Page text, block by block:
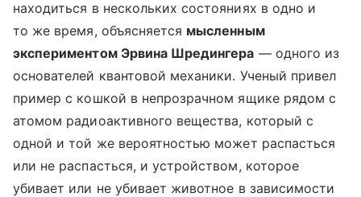
находиться в нескольких состояниях в одно и
то же время, объясняется мысленным
экспериментом Эрвина Шредингера — одного из
основателей квантовой механики. Ученый привел
пример с кошкой в непрозрачном ящике рядом с
атомом радиоактивного вещества, который с
одной и той же вероятностью может распасться
или не распасться, и устройством, которое
убивает или не убивает животное в зависимости